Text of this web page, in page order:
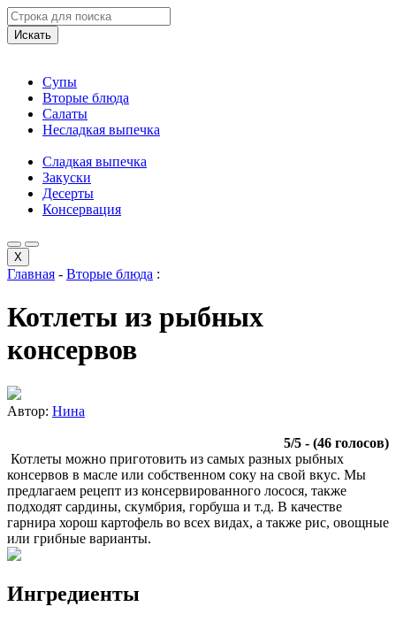
Искать
Супы
Вторые блюда
Салаты
Несладкая выпечка
Сладкая выпечка
Закуски
Десерты
Консервация
X
Главная - Вторые блюда :
Котлеты из рыбных
консервов
Автор: Нина
5/5 - (46 голосов)
Котлеты можно приготовить из самых разных рыбных
консервов в масле или собственном соку на свой вкус. Мы
предлагаем рецепт из консервированного лосося, также
подходят сардины, скумбрия, горбуша и т.д. В качестве
гарнира хорош картофель во всех видах, а также рис, овощные
или грибные варианты.
Ингредиенты